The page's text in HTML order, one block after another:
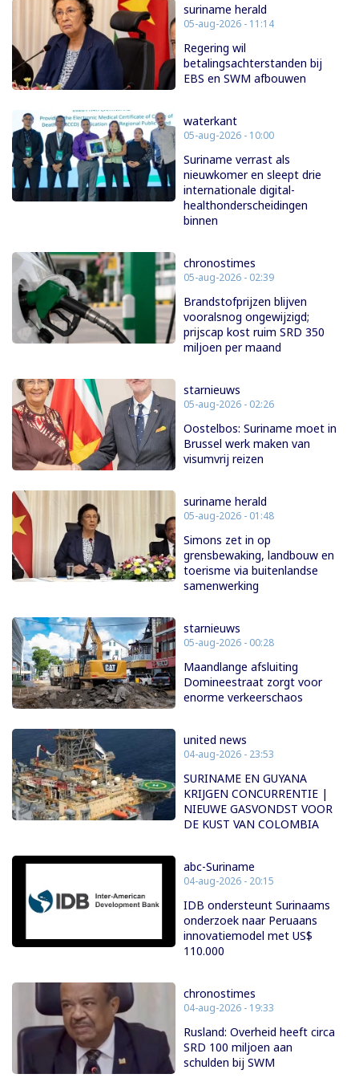
suriname herald
05-aug-2026 - 11:14
Regering wil
betalingsachterstanden bij
EBS en SWM afbouwen
waterkant
05-aug-2026 - 10:00
Suriname verrast als
nieuwkomer en sleept drie
internationale digital-
healthonderscheidingen
binnen
chronostimes
05-aug-2026 - 02:39
Brandstofprijzen blijven
vooralsnog ongewijzigd;
prijscap kost ruim SRD 350
miljoen per maand
starnieuws
05-aug-2026 - 02:26
Oostelbos: Suriname moet in
Brussel werk maken van
visumvrij reizen
suriname herald
05-aug-2026 - 01:48
Simons zet in op
grensbewaking, landbouw en
toerisme via buitenlandse
samenwerking
starnieuws
05-aug-2026 - 00:28
Maandlange afsluiting
Domineestraat zorgt voor
enorme verkeerschaos
united news
04-aug-2026 - 23:53
SURINAME EN GUYANA
KRIJGEN CONCURRENTIE |
NIEUWE GASVONDST VOOR
DE KUST VAN COLOMBIA
abc-Suriname
04-aug-2026 - 20:15
IDB ondersteunt Surinaams
onderzoek naar Peruaans
innovatiemodel met US$
110.000
chronostimes
04-aug-2026 - 19:33
Rusland: Overheid heeft circa
SRD 100 miljoen aan
schulden bij SWM